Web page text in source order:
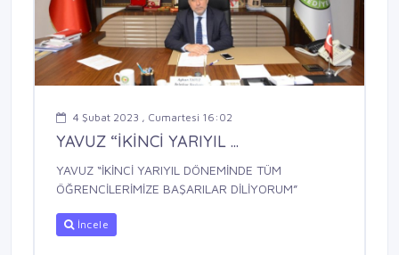
4 Şubat 2023 , Cumartesi 16:02
YAVUZ “İKİNCİ YARIYIL ...
YAVUZ “İKİNCİ YARIYIL DÖNEMİNDE TÜM
ÖĞRENCİLERİMİZE BAŞARILAR DİLİYORUM”
İncele